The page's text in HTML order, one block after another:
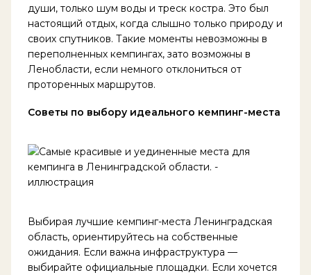
души, только шум воды и треск костра. Это был
настоящий отдых, когда слышно только природу и
своих спутников. Такие моменты невозможны в
переполненных кемпингах, зато возможны в
Ленобласти, если немного отклониться от
проторенных маршрутов.
Советы по выбору идеального кемпинг-места
Выбирая лучшие кемпинг-места Ленинградская
область, ориентируйтесь на собственные
ожидания. Если важна инфраструктура —
выбирайте официальные площадки. Если хочется